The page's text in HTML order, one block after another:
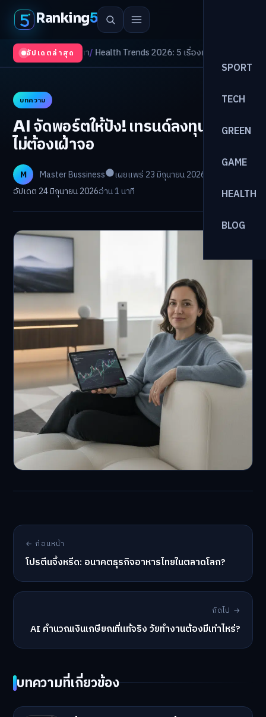
Ranking5
SPORT
TECH
GREEN
GAME
HEALTH
BLOG
อัปเดตล่าสุด
ที่ธุรกิจต้องจับตา/Health Trends 2026: 5 เรื่องเกี่ยวกับการแพทย์ที่ควรรู้
บทความ
AI จัดพอร์ตให้ปัง! เทรนด์ลงทุนยุคใหม่
ไม่ต้องเฝ้าจอ
M Master Bussiness
เผยแพร่ 23 มิถุนายน 2026
อัปเดต 24 มิถุนายน 2026อ่าน 1 นาที
← ก่อนหน้า
โปรตีนจิ้งหรีด: อนาคตธุรกิจอาหารไทยในตลาดโลก?
ถัดไป →
AI คำนวณเงินเกษียณที่แท้จริง วัยทำงานต้องมีเท่าไหร่?
บทความที่เกี่ยวข้อง